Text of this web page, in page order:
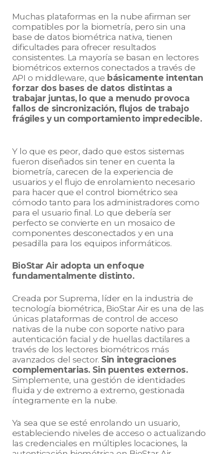
Muchas plataformas en la nube afirman ser
compatibles por la biometría, pero sin una
base de datos biométrica nativa, tienen
dificultades para ofrecer resultados
consistentes. La mayoría se basan en lectores
biométricos externos conectados a través de
API o middleware, que básicamente intentan
forzar dos bases de datos distintas a
trabajar juntas, lo que a menudo provoca
fallos de sincronización, flujos de trabajo
frágiles y un comportamiento impredecible.
Y lo que es peor, dado que estos sistemas
fueron diseñados sin tener en cuenta la
biometría, carecen de la experiencia de
usuarios y el flujo de enrolamiento necesario
para hacer que el control biométrico sea
cómodo tanto para los administradores como
para el usuario final. Lo que debería ser
perfecto se convierte en un mosaico de
componentes desconectados y en una
pesadilla para los equipos informáticos.
BioStar Air adopta un enfoque
fundamentalmente distinto.
Creada por Suprema, líder en la industria de
tecnología biométrica, BioStar Air es una de las
únicas plataformas de control de acceso
nativas de la nube con soporte nativo para
autenticación facial y de huellas dactilares a
través de los lectores biométricos más
avanzados del sector. Sin integraciones
complementarias. Sin puentes externos.
Simplemente, una gestión de identidades
fluida y de extremo a extremo, gestionada
íntegramente en la nube.
Ya sea que se esté enrolando un usuario,
estableciendo niveles de acceso o actualizando
las credenciales en múltiples locaciones, la